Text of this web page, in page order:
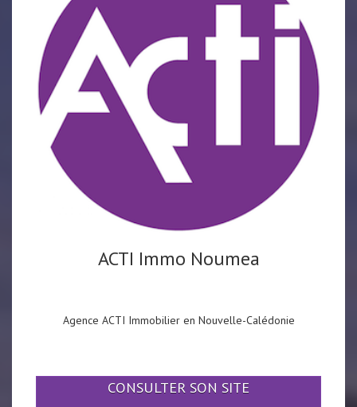
ACTI Immo Noumea
Agence ACTI Immobilier en Nouvelle-Calédonie
CONSULTER SON SITE